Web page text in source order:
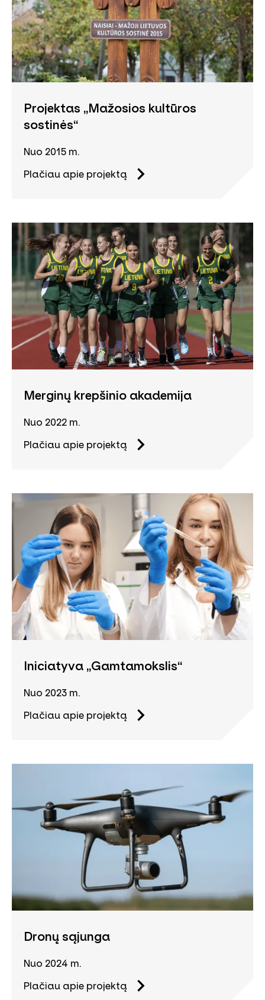
Projektas „Mažosios kultūros
sostinės“
Nuo 2015 m.
Plačiau apie projektą
Merginų krepšinio akademija
Nuo 2022 m.
Plačiau apie projektą
Iniciatyva „Gamtamokslis“
Nuo 2023 m.
Plačiau apie projektą
Dronų sąjunga
Nuo 2024 m.
Plačiau apie projektą